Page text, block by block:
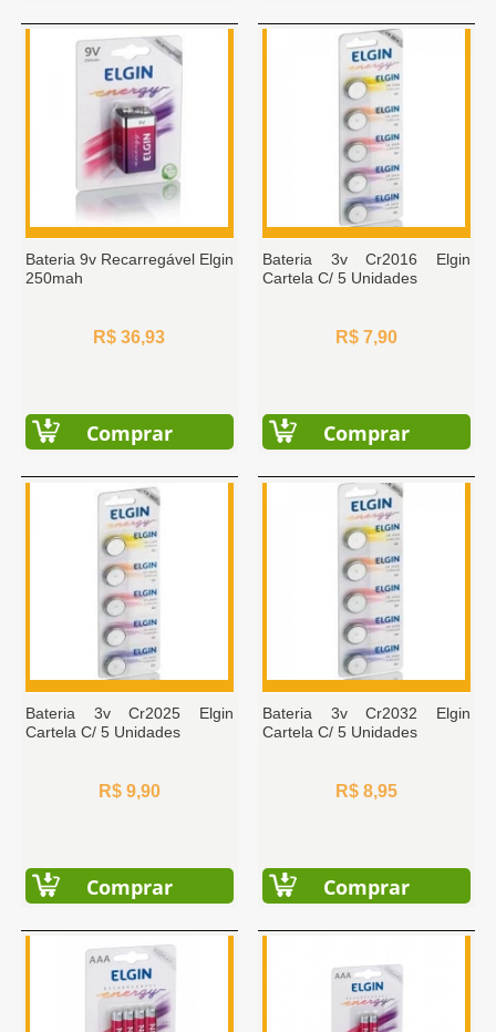
Bateria 9v Recarregável Elgin
250mah
R$ 36,93
Comprar
Bateria 3v Cr2016 Elgin
Cartela C/ 5 Unidades
R$ 7,90
Comprar
Bateria 3v Cr2025 Elgin
Cartela C/ 5 Unidades
R$ 9,90
Comprar
Bateria 3v Cr2032 Elgin
Cartela C/ 5 Unidades
R$ 8,95
Comprar